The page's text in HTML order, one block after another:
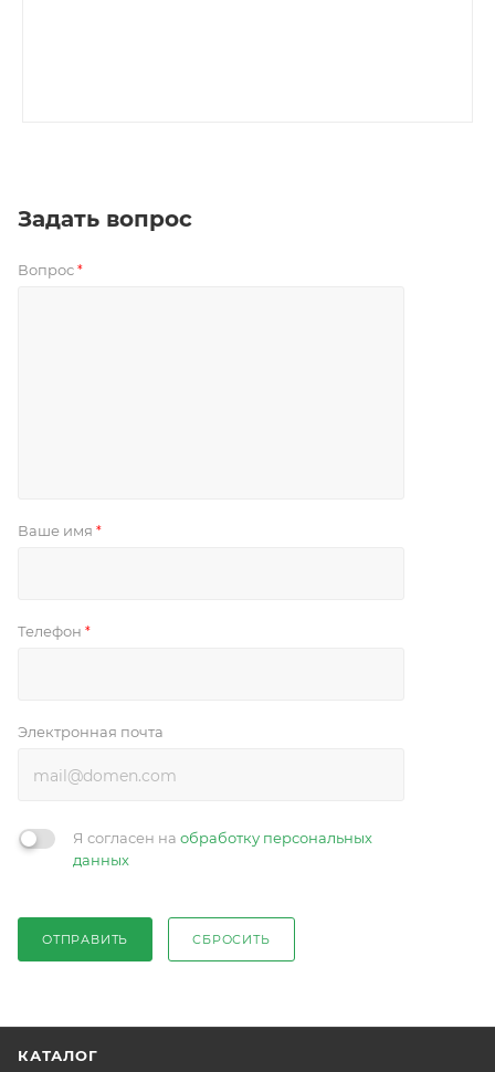
Задать вопрос
Вопрос *
Ваше имя *
Телефон *
Электронная почта
Я согласен на обработку персональных
данных
ОТПРАВИТЬ СБРОСИТЬ
КАТАЛОГ